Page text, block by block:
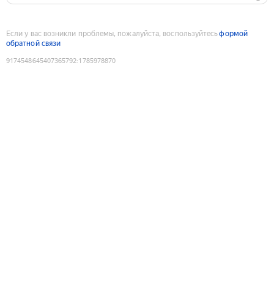
Если у вас возникли проблемы, пожалуйста, воспользуйтесьформой
обратной связи
9174548645407365792:1785978870